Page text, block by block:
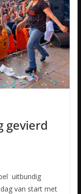
gevierd
uitbundig
van start met